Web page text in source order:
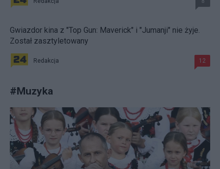
Gwiazdor kina z "Top Gun: Maverick" i "Jumanji" nie żyje.
Został zasztyletowany
Redakcja 12
#Muzyka